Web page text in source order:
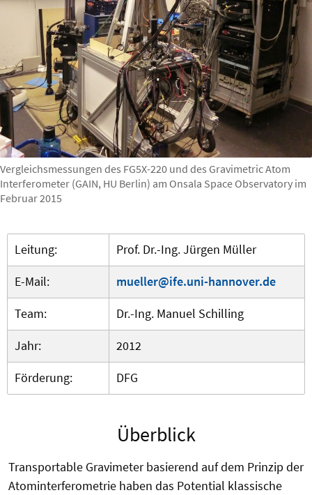
Vergleichsmessungen des FG5X-220 und des Gravimetric Atom
Interferometer (GAIN, HU Berlin) am Onsala Space Observatory im
Februar 2015
Leitung:
Prof. Dr.-Ing. Jürgen Müller
E-Mail:
mueller@ife.uni-hannover.de
Team:
Dr.-Ing. Manuel Schilling
Jahr:
2012
Förderung:
DFG
Überblick
Transportable Gravimeter basierend auf dem Prinzip der
Atominterferometrie haben das Potential klassische